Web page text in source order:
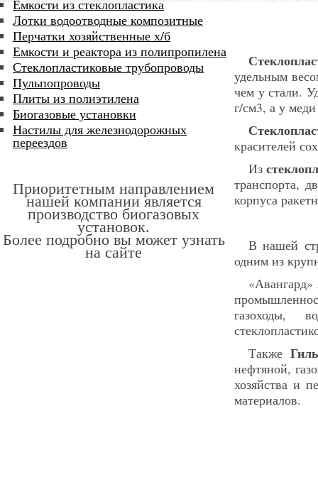
Емкости из стеклопластика
Лотки водоотводные композитные
Перчатки хозяйственные х/б
Емкости и реактора из полипропилена
Стеклопластиковые трубопроводы
Пульпопроводы
Плиты из полиэтилена
Биогазовые установки
Настилы для железнодорожных
переездов
Приоритетным направлением
нашей компании является
производство биогазовых
установок.
Более подробно вы может узнать
на сайте
удельным
чем у стали.
г/см3, а у
красителей
Из
транспорта,
корпуса
В нашей
одним из
газоходы,
Также
нефтяной,
хозяйства и
материалов.